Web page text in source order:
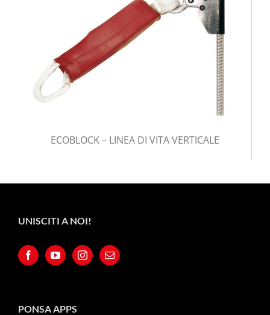
ECOBLOCK – LINEA DI VITA VERTICALE
UNISCITI A NOI!
PONSA APPS